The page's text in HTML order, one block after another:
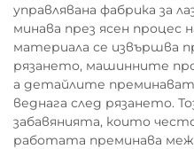
управлявана фабрика за
минава през ясен процес
материала се извършва
рязането, машинните
а детайлите преминават
веднага след рязането.
забавянията, които
работата преминава